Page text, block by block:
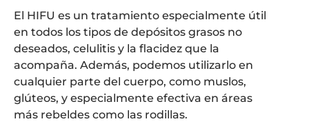
El HIFU es un tratamiento especialmente útil
en todos los tipos de depósitos grasos no
deseados, celulitis y la flacidez que la
acompaña. Además, podemos utilizarlo en
cualquier parte del cuerpo, como muslos,
glúteos, y especialmente efectiva en áreas
más rebeldes como las rodillas.